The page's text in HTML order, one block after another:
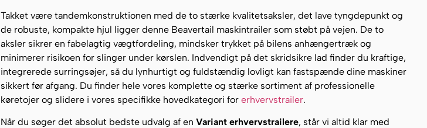
Takket være tandemkonstruktionen med de to stærke kvalitetsaksler, det lave tyngdepunkt og
de robuste, kompakte hjul ligger denne Beavertail maskintrailer som støbt på vejen. De to
aksler sikrer en fabelagtig vægtfordeling, mindsker trykket på bilens anhængertræk og
minimerer risikoen for slinger under kørslen. Indvendigt på det skridsikre lad finder du kraftige,
integrerede surringsøjer, så du lynhurtigt og fuldstændig lovligt kan fastspænde dine maskiner
sikkert før afgang. Du finder hele vores komplette og stærke sortiment af professionelle
køretojer og slidere i vores specifikke hovedkategori for erhvervstrailer.
Når du søger det absolut bedste udvalg af en Variant erhvervstrailere, står vi altid klar med